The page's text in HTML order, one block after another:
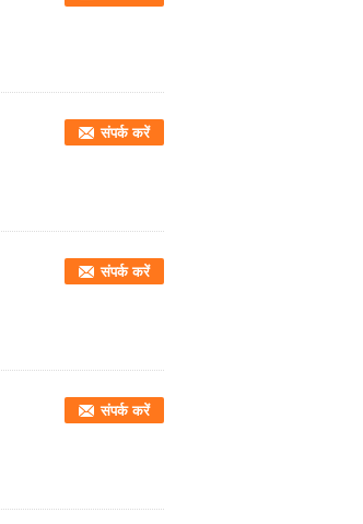
संपर्क करें
संपर्क करें
संपर्क करें